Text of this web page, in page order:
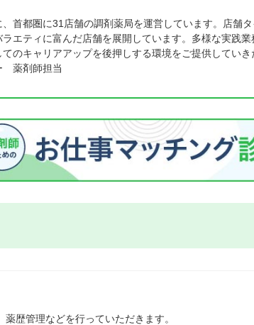
首都圏に31店舗の調剤薬局を運営しています。店舗
エティに富んだ店舗を展開しています。多様な実践
のキャリアアップを後押しする環境をご提供していき
薬剤師担当
歴管理などを行っていただきます。